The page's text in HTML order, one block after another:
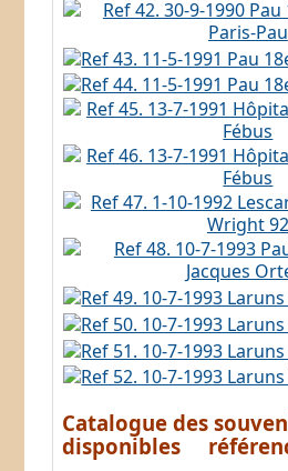
Catalogue des
disponibles